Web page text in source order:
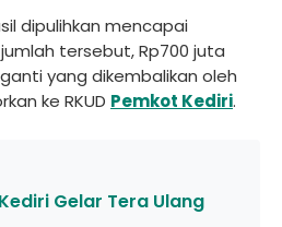
dipulihkan mencapai
jumlah tersebut, Rp700 juta
yang dikembalikan oleh
ke RKUD Pemkot Kediri.
Gelar Tera Ulang